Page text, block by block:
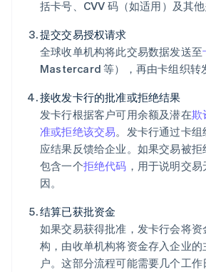
括卡号、CVV 码（如适用）及其他
提交交易授权请求
全球收单机构将此交易数据发送至
Mastercard 等），再由卡组织转
接收发卡行的批准或拒绝结果
发卡行根据客户可用余额及潜在欺
准或拒绝该交易。发卡行通过卡
应结果反馈给企业。如果交易被
包含一个拒绝代码 ，用于说明交
因。
结算已获批资金
如果交易获得批准，发卡行会将
构，由收单机构将资金存入企业的
户。这部分流程可能需要几个工